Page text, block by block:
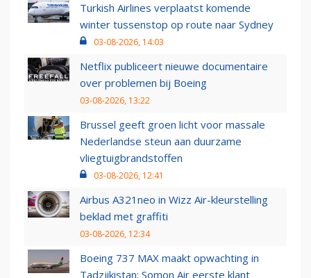
Turkish Airlines verplaatst komende
winter tussenstop op route naar Sydney
03-08-2026, 14:03
Netflix publiceert nieuwe documentaire
over problemen bij Boeing
03-08-2026, 13:22
Brussel geeft groen licht voor massale
Nederlandse steun aan duurzame
vliegtuigbrandstoffen
03-08-2026, 12:41
Airbus A321neo in Wizz Air-kleurstelling
beklad met graffiti
03-08-2026, 12:34
Boeing 737 MAX maakt opwachting in
Tadzjikistan: Somon Air eerste klant